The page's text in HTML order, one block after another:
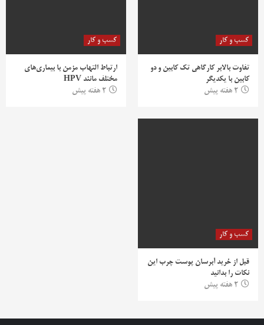
کسب و کار
تفاوت بالابر کارگاهی تک کابین و دو
کابین با یکدیگر
2 هفته پیش
کسب و کار
ارتباط التهاب مزمن با بیماری‌های
مختلف مانند HPV
2 هفته پیش
کسب و کار
قبل از خرید آبرسان پوست چرب این
نکات را بدانید
2 هفته پیش